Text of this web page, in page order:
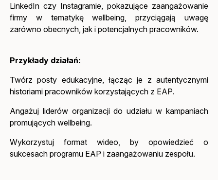
LinkedIn czy Instagramie, pokazujące zaangażowanie
firmy w tematykę wellbeing, przyciągają uwagę
zarówno obecnych, jak i potencjalnych pracowników.
Przykłady działań:
Twórz posty edukacyjne, łącząc je z autentycznymi
historiami pracowników korzystających z EAP.
Angażuj liderów organizacji do udziału w kampaniach
promujących wellbeing.
Wykorzystuj format wideo, by opowiedzieć o
sukcesach programu EAP i zaangażowaniu zespołu.